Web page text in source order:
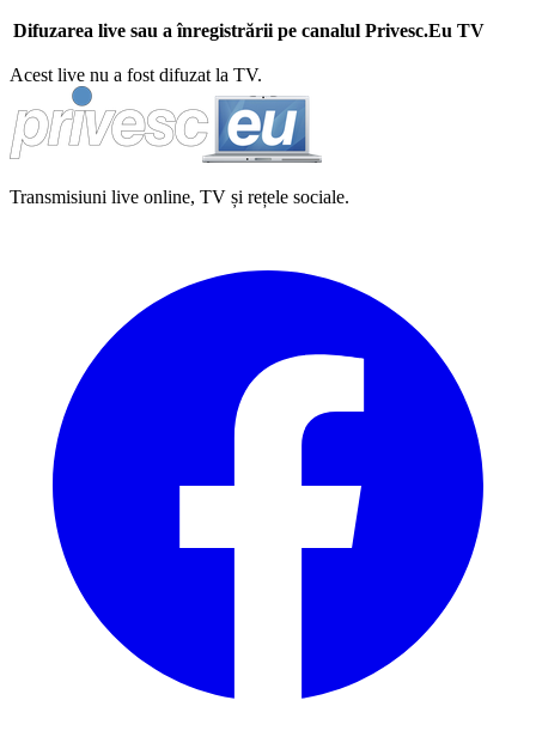
Difuzarea live sau a înregistrării pe canalul Privesc.Eu TV
Acest live nu a fost difuzat la TV.
Transmisiuni live online, TV și rețele sociale.